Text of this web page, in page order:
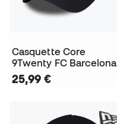
Casquette Core
9Twenty FC Barcelona
25,99 €